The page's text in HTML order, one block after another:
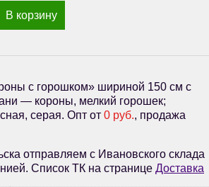
В корзину
с горошком» шириной 150 см с
— короны, мелкий горошек;
серая. Опт от 0 руб., продажа
отправляем с Ивановского склада
Список ТК на странице Доставка